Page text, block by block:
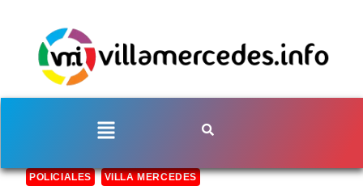
POLICIALES VILLA MERCEDES